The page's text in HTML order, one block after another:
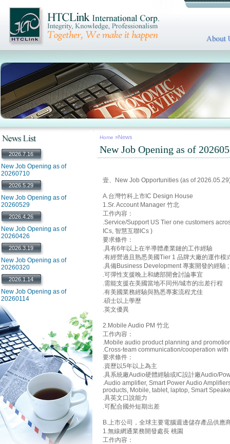
2026.7.16
New Job Opening as of
20260710
2026.5.29
New Job Opening as of
20260529
2026.4.26
New Job Opening as of
20260426
2026.3.19
New Job Opening as of
20260320
2026.1.14
New Job Opening as of
20260114
Home »News
New Job Opening as of
壹、New Job Opportunities (as of
A.台灣竹科上市IC Design House
1.Sr. Account Manager 竹北
工作內容：
.Service/Support US Tier one customers
ICs, 智慧互聯ICs )
要求條件：
.具有6年以上在半導體產業鏈的工作經驗
.有經營過且熟悉美國Tier 1 品牌大廠的運作
.具備Business Development 專案開發的經驗
.可彈性支援晚上和總部開會討論事宜
.需能支援在美國當地不同州/城市的出差行程
.有美國業務經驗與熟悉專案流程尤佳
.碩士以上學歷
.英文優異
2.Mobile Audio PM 竹北
工作內容：
.Mobile audio product planning and
.Cross-team communication/cooperation
要求條件：
.資歷以5年以上為主
.具系統廠Audio硬體經驗或IC設計廠Audio/
.Audio amplifier, Smart Power Audio
products, Mobile, tablet, laptop, Smart
.具英文口說能力
.可配合國外短期出差
B.上市公司，全球主要電腦週邊儲存產品供應
1.無線網通業務開發處長 桃園
工作內容：